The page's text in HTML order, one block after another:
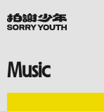
Music